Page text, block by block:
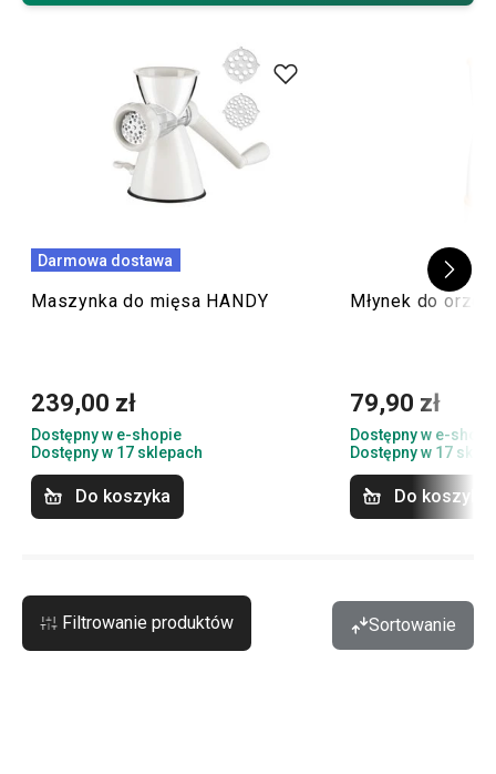
Darmowa dostawa
Maszynka do mięsa HANDY
239,00 zł
Dostępny w e-shopie
Dostępny w 17 sklepach
Do koszyka
Młynek do
79,90 zł
Dostępny w e-
Dostępny w 17
Do koszyka
Filtrowanie produktów Sortowanie